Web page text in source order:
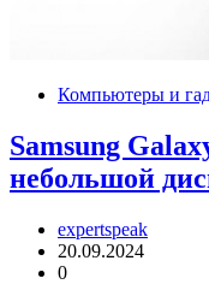
Компьютеры и
Samsung
небольшой
expertspeak
20.09.2024
0